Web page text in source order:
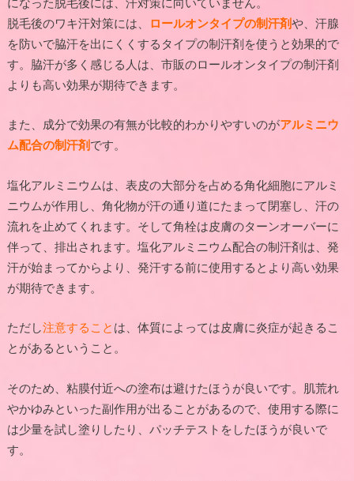
脱毛後のワキ汗対策には、
ロールオンタイプの制汗剤や、汗腺
を防いで脇汗を出にくくするタイプの制汗剤を使うと効果的で
す。脇汗が多く感じる人は、市販のロールオンタイプの制汗剤
よりも高い効果が期待できます。
また、成分で効果の有無が比較的わかりやすいのがアルミニウ
ム配合の制汗剤です。
塩化アルミニウムは、表皮の大部分を占める角化細胞にアルミ
ニウムが作用し、角化物が汗の通り道にたまって閉塞し、汗の
流れを止めてくれます。そして角栓は皮膚のターンオーバーに
伴って、排出されます。塩化アルミニウム配合の制汗剤は、発
汗が始まってからより、発汗する前に使用するとより高い効果
が期待できます。
ただし注意すること は、体質によっては皮膚に炎症が起きるこ
とがあるということ。
そのため、粘膜付近への塗布は避けたほうが良いです。肌荒れ
やかゆみといった副作用が出ることがあるので、使用する際に
は少量を試し塗りしたり、パッチテストをしたほうが良いで
す。